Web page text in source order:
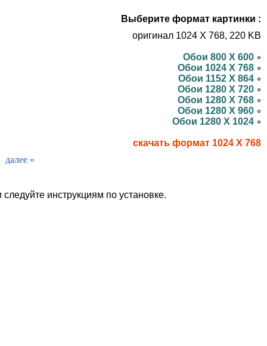
Выберите формат картинки :
оригинал 1024 X 768, 220 KB
Обои 800 X 600
Обои 1024 X 768
Обои 1152 X 864
Обои 1280 X 720
Обои 1280 X 768
Обои 1280 X 960
Обои 1280 X 1024
скачать формат 1024 X 768
далее »
инструкциям по установке.